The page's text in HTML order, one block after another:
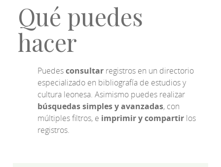
Qué puedes
hacer
Puedesconsultar registros en un directorio
especializado en bibliografía de estudios y
cultura leonesa. Asimismo puedes realizar
búsquedas simples y avanzadas, con
múltiples filtros, e imprimir y compartir los
registros.